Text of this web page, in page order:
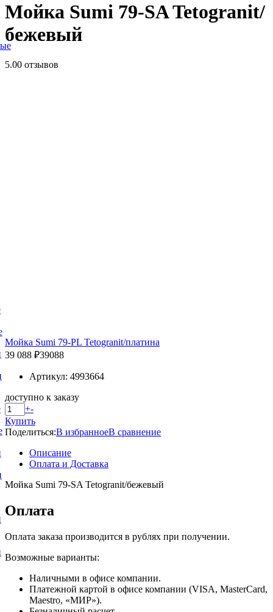
Мойка Sumi 79-SA Tetogranit/
бежевый
5.00 отзывов
Мойка Sumi 79-PL Tetogranit/платина
39 088 ₽39088
Артикул: 4993664
доступно к заказу
+-
Купить
Поделиться:В избранноеВ сравнение
Описание
Оплата и Доставка
Мойка Sumi 79-SA Tetogranit/бежевый
Оплата
Оплата заказа производится в рублях при получении.
Возможные варианты:
Наличными в офисе компании.
Платежной картой в офисе компании (VISA, MasterCard,
Maestro, «МИР»).